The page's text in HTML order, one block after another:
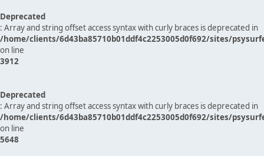
Deprecated
: Array and string offset access syntax with curly braces is deprecated in
/home/clients/6d43ba85710b01ddf4c2253005d0f692/sites/
on line
3912
Deprecated
: Array and string offset access syntax with curly braces is deprecated in
/home/clients/6d43ba85710b01ddf4c2253005d0f692/sites/
on line
5648